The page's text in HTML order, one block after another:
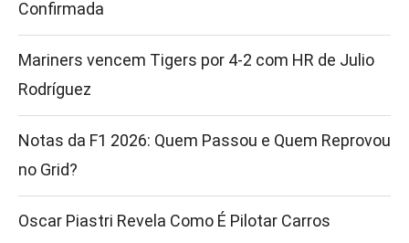
Confirmada
Mariners vencem Tigers por 4-2 com HR de Julio
Rodríguez
Notas da F1 2026: Quem Passou e Quem Reprovou
no Grid?
Oscar Piastri Revela Como É Pilotar Carros